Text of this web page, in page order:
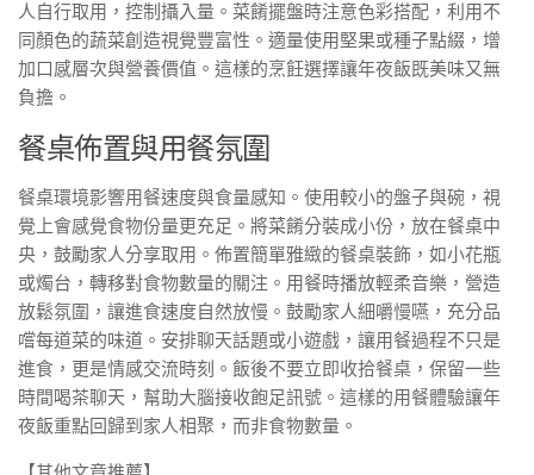
人自行取用，控制攝入量。菜餚擺盤時注意色彩搭配，利用不
同顏色的蔬菜創造視覺豐富性。適量使用堅果或種子點綴，增
加口感層次與營養價值。這樣的烹飪選擇讓年夜飯既美味又無
負擔。
餐桌佈置與用餐氛圍
餐桌環境影響用餐速度與食量感知。使用較小的盤子與碗，視
覺上會感覺食物份量更充足。將菜餚分裝成小份，放在餐桌中
央，鼓勵家人分享取用。佈置簡單雅緻的餐桌裝飾，如小花瓶
或燭台，轉移對食物數量的關注。用餐時播放輕柔音樂，營造
放鬆氛圍，讓進食速度自然放慢。鼓勵家人細嚼慢嚥，充分品
嚐每道菜的味道。安排聊天話題或小遊戲，讓用餐過程不只是
進食，更是情感交流時刻。飯後不要立即收拾餐桌，保留一些
時間喝茶聊天，幫助大腦接收飽足訊號。這樣的用餐體驗讓年
夜飯重點回歸到家人相聚，而非食物數量。